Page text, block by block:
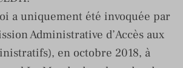
a uniquement été invoquée par
Administrative d’Accès aux
en octobre 2018, à